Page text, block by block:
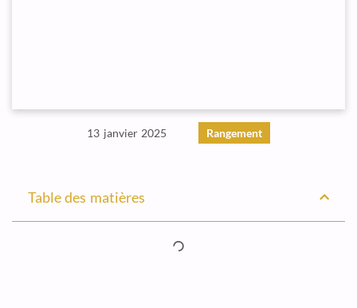
13 janvier 2025 Rangement
Table des matières